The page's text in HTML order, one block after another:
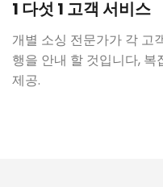
1 다섯 1 고객 서비스
개별 소싱 전문가가 각 고
행을 안내 할 것입니다,
제공.